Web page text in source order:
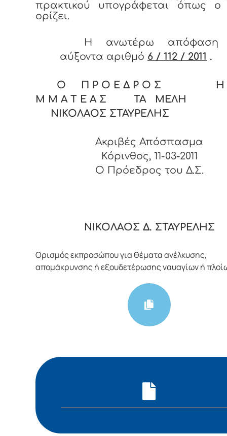
πρακτικού υπογράφεται όπως ο
ορίζει.
Η ανωτέρω απόφαση
αύξοντα αριθμό 6 / 112 / 2011 .
Ο Π Ρ Ο Ε Δ Ρ Ο Σ Η Γ
Μ Μ Α Τ Ε Α Σ ΤΑ ΜΕΛΗ
ΝΙΚΟΛΑΟΣ ΣΤΑΥΡΕΛΗΣ
Ακριβές Απόσπασμα
Κόρινθος, 11-03-2011
O Πρόεδρος του Δ.Σ.
ΝΙΚΟΛΑΟΣ Δ. ΣΤΑΥΡΕΛΗΣ
Ορισμός εκπροσώπου για θέματα ανέλκυσης,
απομάκρυνσης ή εξουδετέρωσης ναυαγίων ή